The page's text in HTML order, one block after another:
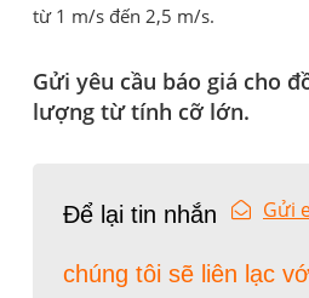
từ 1 m/s đến 2,5 m/s.
Gửi yêu cầu báo giá cho
lượng từ tính cỡ lớn.
Để lại tin nhắn Gửi
chúng tôi sẽ liên lạc